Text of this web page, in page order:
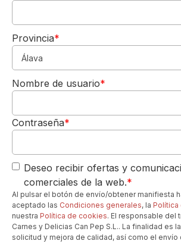
read more
5,00€
DE REGALO
Para tu 1º pedido
Los quiero-->
Provincia*
Nombre de usuario*
Contraseña*
Deseo recibir ofertas y
comerciales de la web.*
Al pulsar el botón de envío/obtener manifiesta
aceptado las Condiciones generales, la Política
nuestra Política de cookies. El responsable del
Carnes y Delicias Can Pep S.L.. La finalidad es
solicitud y mejora de calidad, así como el